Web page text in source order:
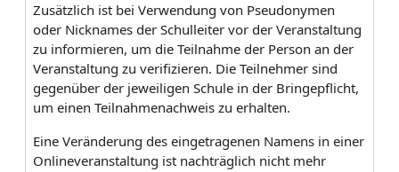
Zusätzlich ist bei Verwendung von Pseudonymen
oder Nicknames der Schulleiter vor der Veranstaltung
zu informieren, um die Teilnahme der Person an der
Veranstaltung zu verifizieren. Die Teilnehmer sind
gegenüber der jeweiligen Schule in der Bringepflicht,
um einen Teilnahmenachweis zu erhalten.
Eine Veränderung des eingetragenen Namens in einer
Onlineveranstaltung ist nachträglich nicht mehr